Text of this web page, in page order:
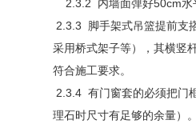
2.3.2 内墙面弹好50cm水
2.3.3 脚手架式吊篮提前支
采用桥式架子等），其横竖
符合施工要求。
2.3.4 有门窗套的必须把门
理石时尺寸有足够的余量）